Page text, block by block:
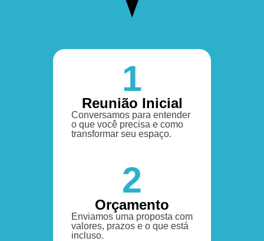
1
Reunião Inicial
Conversamos para entender
o que você precisa e como
transformar seu espaço.
2
Orçamento
Enviamos uma proposta com
valores, prazos e o que está
incluso.